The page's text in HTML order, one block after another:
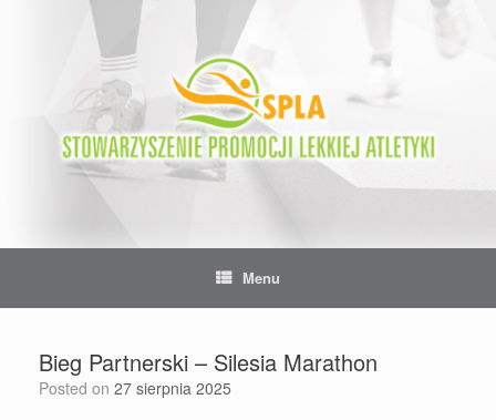
Menu
Bieg Partnerski – Silesia Marathon
Posted on 27 sierpnia 2025